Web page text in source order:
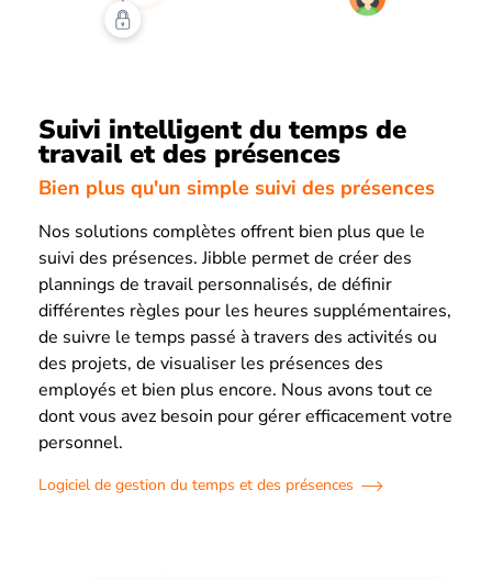
Suivi intelligent du temps de
travail et des présences
Bien plus qu'un simple suivi des présences
Nos solutions complètes offrent bien plus que le
suivi des présences. Jibble permet de créer des
plannings de travail personnalisés, de définir
différentes règles pour les heures supplémentaires,
de suivre le temps passé à travers des activités ou
des projets, de visualiser les présences des
employés et bien plus encore. Nous avons tout ce
dont vous avez besoin pour gérer efficacement votre
personnel.
Logiciel de gestion du temps et des présences